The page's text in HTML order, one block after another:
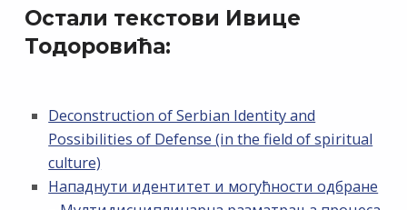
Остали текстови Ивице
Тодоровића:
Deconstruction of Serbian Identity and
Possibilities of Defense (in the field of spiritual
culture)
Нападнути идентитет и могућности одбране